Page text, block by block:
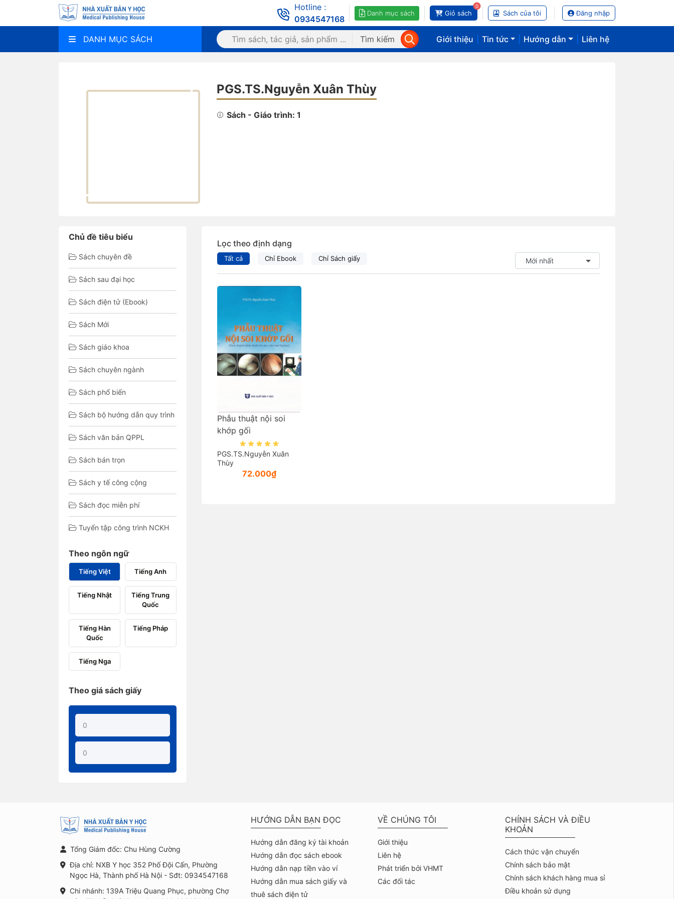
Hotline :
0934547168
Danh mục sách
0
Giỏ sách Sách của tôi Đăng nhập
DANH MỤC SÁCH Tìm kiếm Giới thiệu Tin tức Hướng dẫn Liên hệ
PGS.TS.Nguyễn Xuân Thùy
Sách - Giáo trình: 1
Chủ đề tiêu biểu
Sách chuyên đề
Sách sau đại học
Sách điện tử (Ebook)
Sách Mới
Sách giáo khoa
Sách chuyên ngành
Sách phổ biến
Sách bộ hướng dẫn quy trình
Sách văn bản QPPL
Sách bán trọn
Sách y tế công cộng
Sách đọc miễn phí
Tuyển tập công trình NCKH
Theo ngôn ngữ
Tiếng Việt Tiếng Anh
Tiếng Nhật
Tiếng Trung
Quốc
Tiếng Hàn
Quốc
Tiếng Pháp
Tiếng Nga
Theo giá sách giấy
Lọc theo định dạng
Tất cả Chỉ Ebook Chỉ Sách giấy
Phẫu thuật nội soi
khớp gối
PGS.TS.Nguyễn Xuân
Thùy
72.000₫
Tổng Giám đốc: Chu Hùng Cường
Địa chỉ: NXB Y học 352 Phố Đội Cấn, Phường
Ngọc Hà, Thành phố Hà Nội - Sđt: 0934547168
Chi nhánh: 139A Triệu Quang Phục, phường Chợ
HƯỚNG DẪN BẠN ĐỌC
Hướng dẫn đăng ký tài khoản
Hướng dẫn đọc sách ebook
Hướng dẫn nạp tiền vào ví
Hướng dẫn mua sách giấy và
thuê sách điện tử
VỀ CHÚNG TÔI
Giới thiệu
Liên hệ
Phát triển bởi VHMT
Các đối tác
CHÍNH SÁCH VÀ ĐIỀU
KHOẢN
Cách thức vận chuyển
Chính sách bảo mật
Chính sách khách hàng mua sỉ
Điều khoản sử dụng